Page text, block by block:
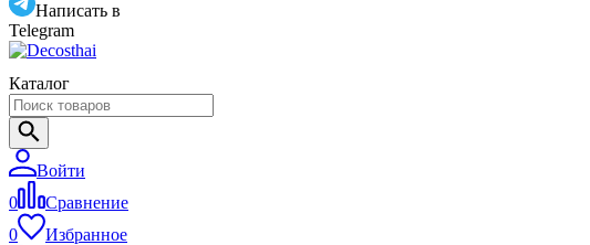
Написать в
Telegram
Каталог
Войти
0
Сравнение
0
Избранное